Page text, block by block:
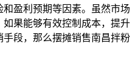
盈利预期等因素。虽然市场
果能够有效控制成本，提升
段，那么摆摊销售南昌拌粉